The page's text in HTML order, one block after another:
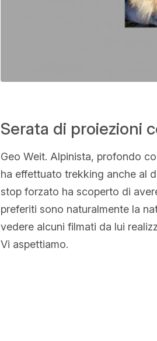
Serata di proiezioni
Geo Weit. Alpinista, profondo
ha effettuato trekking anche al
stop forzato ha scoperto di
preferiti sono naturalmente la
vedere alcuni filmati da lui
Vi aspettiamo.